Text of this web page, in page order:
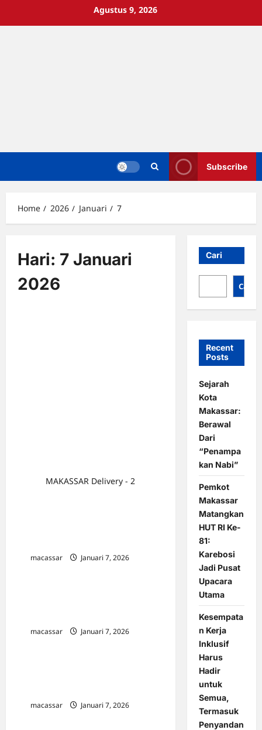
Agustus 9, 2026
Subscribe
Home 2026 Januari 7
Hari: 7 Januari
2026
MAKASSAR Delivery - 2
macassar
Januari 7, 2026
macassar
Januari 7, 2026
macassar
Januari 7, 2026
Cari
Cari
Recent
Posts
Sejarah
Kota
Makassar:
Berawal
Dari
“Penampa
kan Nabi”
Pemkot
Makassar
Matangkan
HUT RI Ke-
81:
Karebosi
Jadi Pusat
Upacara
Utama
Kesempata
n Kerja
Inklusif
Harus
Hadir
untuk
Semua,
Termasuk
Penyandan